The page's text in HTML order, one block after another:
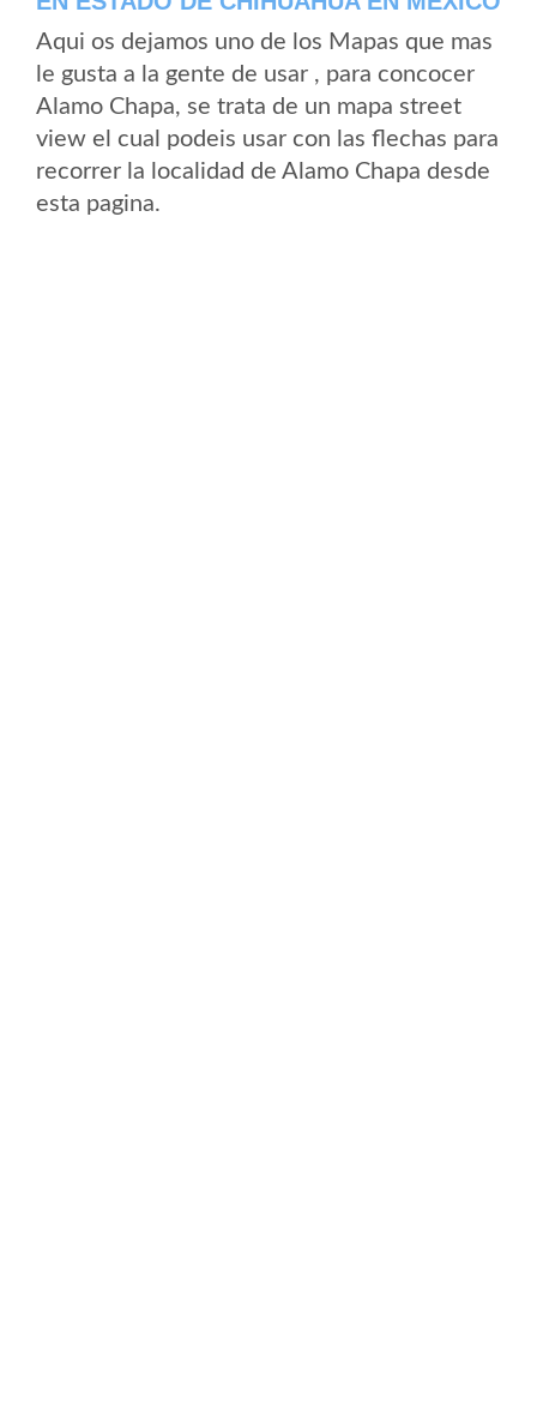
Aqui os dejamos uno de los Mapas que mas
le gusta a la gente de usar , para concocer
Alamo Chapa, se trata de un mapa street
view el cual podeis usar con las flechas para
recorrer la localidad de Alamo Chapa desde
esta pagina.